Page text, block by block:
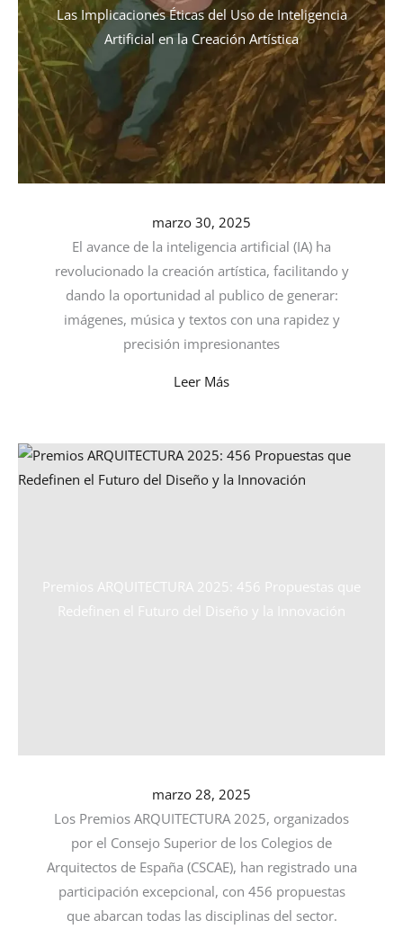
Las Implicaciones Éticas del Uso de Inteligencia
Artificial en la Creación Artística
marzo 30, 2025
El avance de la inteligencia artificial (IA) ha
revolucionado la creación artística, facilitando y
dando la oportunidad al publico de generar:
imágenes, música y textos con una rapidez y
precisión impresionantes
Leer Más
Premios ARQUITECTURA 2025: 456 Propuestas que
Redefinen el Futuro del Diseño y la Innovación
marzo 28, 2025
Los Premios ARQUITECTURA 2025, organizados
por el Consejo Superior de los Colegios de
Arquitectos de España (CSCAE), han registrado una
participación excepcional, con 456 propuestas
que abarcan todas las disciplinas del sector.